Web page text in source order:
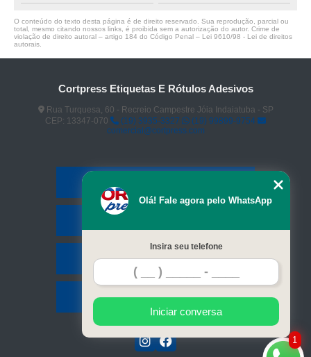
O conteúdo do texto desta página é de direito reservado. Sua reprodução, parcial ou
total, mesmo citando nossos links, é proibida sem a autorização do autor. Crime de
violação de direito autoral – artigo 184 do Código Penal – Lei 9610/98 - Lei de direitos
autorais
Cortpress Etiquetas E Rótulos Adesivos
Rua Turquesa, 60 - Recreio Campestre Jóia Indaiatuba - SP
CEP: 13347-070
(19) 3935-3327
(19) 99899-9754
comercial@cortpress.com
Contato
Mapa do site
1
Olá! Fale agora pelo WhatsApp
Insira seu telefone
Iniciar conversa